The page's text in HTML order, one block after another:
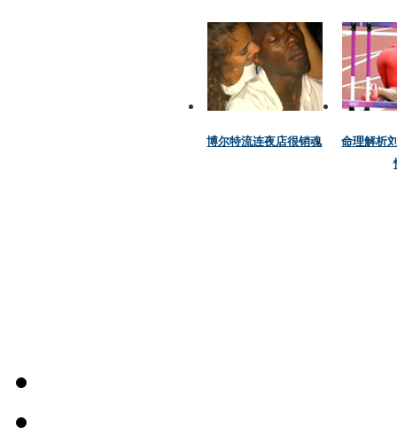
博尔特流连夜店很销魂
命理解析